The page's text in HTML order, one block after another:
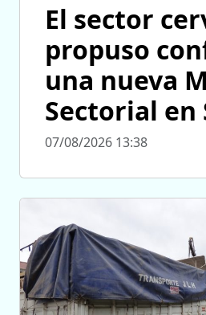
El sector
propuso
una nueva
Sectorial en
07/08/2026 13:38